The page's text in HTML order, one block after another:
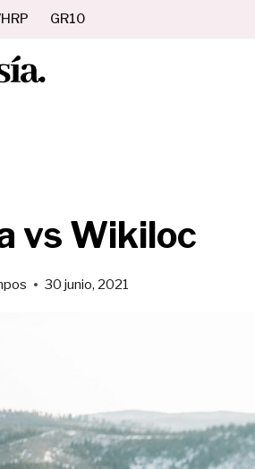
GR10
vs Wikiloc
30 junio, 2021